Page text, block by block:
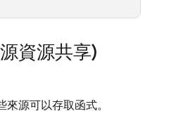
資源共享)
來源可以存取函式。